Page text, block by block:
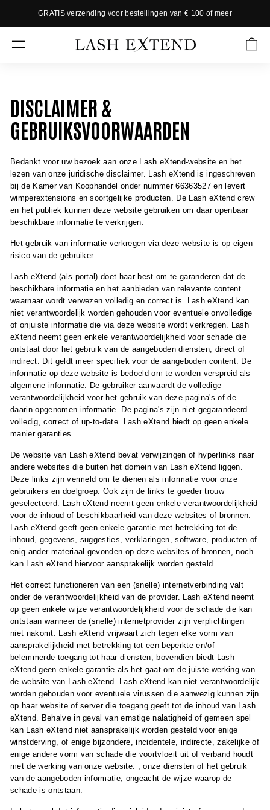
u
d
e
h
GRATIS verzending voor bestellingen van € 100 of meer
SITE NAVIGATION
L
E
X
T
E
N
D
DISCLAIMER &
GEBRUIKSVOORWAARDEN
Bedankt voor uw bezoek aan onze Lash eXtend-website en het
lezen van onze juridische disclaimer. Lash eXtend is ingeschreven
bij de Kamer van Koophandel onder nummer 66363527 en levert
wimperextensions en soortgelijke producten. De Lash eXtend crew
en het publiek kunnen deze website gebruiken om daar openbaar
beschikbare informatie te verkrijgen.
Het gebruik van informatie verkregen via deze website is op eigen
risico van de gebruiker.
Lash eXtend (als portal) doet haar best om te garanderen dat de
beschikbare informatie en het aanbieden van relevante content
waarnaar wordt verwezen volledig en correct is. Lash eXtend kan
niet verantwoordelijk worden gehouden voor eventuele onvolledige
of onjuiste informatie die via deze website wordt verkregen. Lash
eXtend neemt geen enkele verantwoordelijkheid voor schade die
ontstaat door het gebruik van de aangeboden diensten, direct of
indirect. Dit geldt meer specifiek voor de aangeboden content. De
informatie op deze website is bedoeld om te worden verspreid als
algemene informatie. De gebruiker aanvaardt de volledige
verantwoordelijkheid voor het gebruik van deze pagina's of de
daarin opgenomen informatie. De pagina's zijn niet gegarandeerd
volledig, correct of up-to-date. Lash eXtend biedt op geen enkele
manier garanties.
De website van Lash eXtend bevat verwijzingen of hyperlinks naar
andere websites die buiten het domein van Lash eXtend liggen.
Deze links zijn vermeld om te dienen als informatie voor onze
gebruikers en doelgroep. Ook zijn de links te goeder trouw
geselecteerd. Lash eXtend neemt geen enkele verantwoordelijkheid
voor de inhoud of beschikbaarheid van deze websites of bronnen.
Lash eXtend geeft geen enkele garantie met betrekking tot de
inhoud, gegevens, suggesties, verklaringen, software, producten of
enig ander materiaal gevonden op deze websites of bronnen, noch
kan Lash eXtend hiervoor aansprakelijk worden gesteld.
Het correct functioneren van een (snelle) internetverbinding valt
onder de verantwoordelijkheid van de provider. Lash eXtend neemt
op geen enkele wijze verantwoordelijkheid voor de schade die kan
ontstaan ​​wanneer de (snelle) internetprovider zijn verplichtingen
niet nakomt. Lash eXtend vrijwaart zich tegen elke vorm van
aansprakelijkheid met betrekking tot een beperkte en/of
belemmerde toegang tot haar diensten, bovendien biedt Lash
eXtend geen enkele garantie als het gaat om de juiste werking van
de website van Lash eXtend. Lash eXtend kan niet verantwoordelijk
worden gehouden voor eventuele virussen die aanwezig kunnen zijn
op haar website of server die toegang geeft tot de inhoud van Lash
eXtend. Behalve in geval van ernstige nalatigheid of gemeen spel
kan Lash eXtend niet aansprakelijk worden gesteld voor enige
winstderving, of enige bijzondere, incidentele, indirecte, zakelijke of
enige andere vorm van schade die voortvloeit uit of verband houdt
met de werking van onze website. , onze diensten of het gebruik
van de aangeboden informatie, ongeacht de wijze waarop de
schade is ontstaan.